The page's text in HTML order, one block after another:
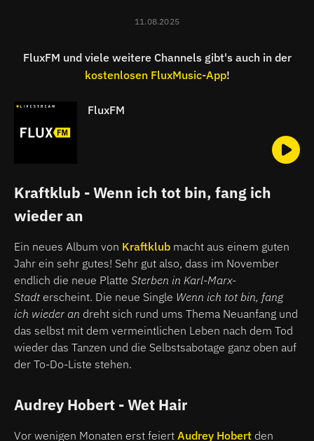
11.08.2025
FluxFM und viele weitere Channels gibt's auch in der
kostenlosen FluxMusic-App!
FluxFM
Kraftklub - Wenn ich tot bin, fang ich
wieder an
Ein neues Album von Kraftklub macht aus einem guten
Jahr ein sehr gutes! Sehr gut also, dass im November
endlich die neue Platte Sterben in Karl-Marx-
Stadterscheint. Die neue Single Wenn ich tot bin, fang
ich wieder an dreht sich rund ums Thema Neuanfang und
das selbst mit dem vermeintlichen Leben nach dem Tod
wieder das Tanzen und die Selbstsabotage ganz oben auf
der To-Do-Liste stehen.
Audrey Hobert - Wet Hair
Vor wenigen Monaten erst feiert Audrey Hobert den